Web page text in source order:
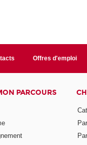
Offres d'emploi
PARCOURS